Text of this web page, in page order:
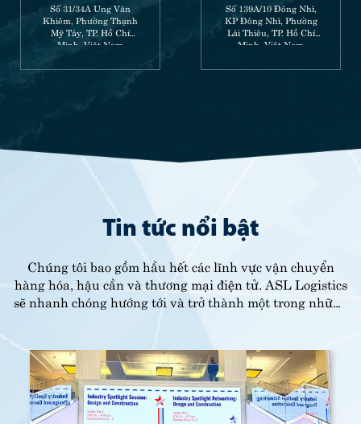
Số 31/34A Ung Văn
Khiêm, Phường Thạnh
Mỹ Tây, TP. Hồ Chí
Minh, Việt Nam
Số 139A/10 Đông Nhì,
KP Đông Nhì, Phường
Lái Thiêu, TP. Hồ Chí
Minh, Việt Nam
Tin tức nổi bật
Chúng tôi bao gồm hầu hết các lĩnh vực vận chuyển
hàng hóa, hậu cần và thương mại điện tử. ASL Logistics
sẽ nhanh chóng hướng tới và trở thành một trong những